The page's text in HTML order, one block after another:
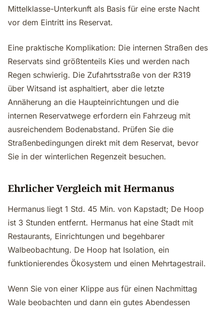
Mittelklasse-Unterkunft als Basis für eine erste Nacht
vor dem Eintritt ins Reservat.
Eine praktische Komplikation: Die internen Straßen des
Reservats sind größtenteils Kies und werden nach
Regen schwierig. Die Zufahrtsstraße von der R319
über Witsand ist asphaltiert, aber die letzte
Annäherung an die Haupteinrichtungen und die
internen Reservatwege erfordern ein Fahrzeug mit
ausreichendem Bodenabstand. Prüfen Sie die
Straßenbedingungen direkt mit dem Reservat, bevor
Sie in der winterlichen Regenzeit besuchen.
Ehrlicher Vergleich mit Hermanus
Hermanus liegt 1 Std. 45 Min. von Kapstadt; De Hoop
ist 3 Stunden entfernt. Hermanus hat eine Stadt mit
Restaurants, Einrichtungen und begehbarer
Walbeobachtung. De Hoop hat Isolation, ein
funktionierendes Ökosystem und einen Mehrtagestrail.
Wenn Sie von einer Klippe aus für einen Nachmittag
Wale beobachten und dann ein gutes Abendessen